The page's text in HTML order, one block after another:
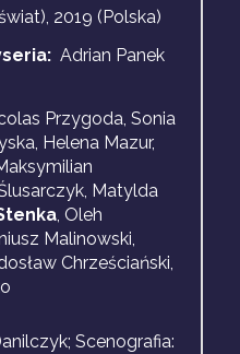
2019 (Polska)
Adrian Panek
Przygoda, Sonia
Helena Mazur,
Matylda
, Oleh
Malinowski,
Chrześciański,
Scenografia: